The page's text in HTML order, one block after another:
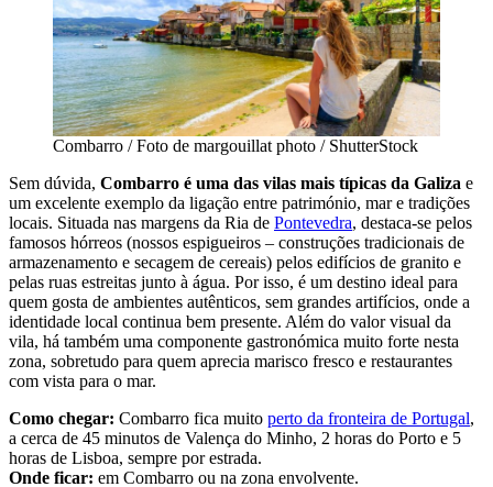
Combarro / Foto de margouillat photo / ShutterStock
Sem dúvida, Combarro é uma das vilas mais típicas da Galiza e
um excelente exemplo da ligação entre património, mar e tradições
locais. Situada nas margens da Ria de Pontevedra, destaca-se pelos
famosos hórreos (nossos espigueiros – construções tradicionais de
armazenamento e secagem de cereais) pelos edifícios de granito e
pelas ruas estreitas junto à água. Por isso, é um destino ideal para
quem gosta de ambientes autênticos, sem grandes artifícios, onde a
identidade local continua bem presente. Além do valor visual da
vila, há também uma componente gastronómica muito forte nesta
zona, sobretudo para quem aprecia marisco fresco e restaurantes
com vista para o mar.
Como chegar: Combarro fica muito perto da fronteira de Portugal,
a cerca de 45 minutos de Valença do Minho, 2 horas do Porto e 5
horas de Lisboa, sempre por estrada.
Onde ficar: em Combarro ou na zona envolvente.